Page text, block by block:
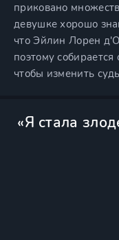
приковано
девушке хорошо
что Эйлин Лорен
поэтому
чтобы изменить
«Я стала